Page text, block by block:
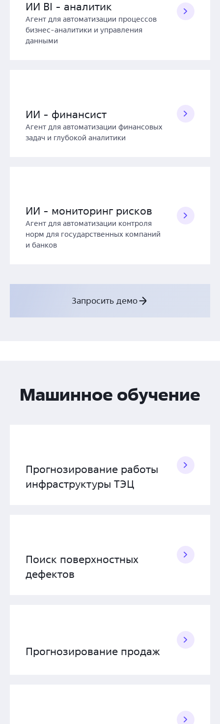
ИИ BI - аналитик
Агент для автоматизации процессов
бизнес-аналитики и управления
данными
ИИ - финансист
Агент для автоматизации финансовых
задач и глубокой аналитики
ИИ - мониторинг рисков
Агент для автоматизации контроля
норм для государственных компаний
и банков
Запросить демо
Машинное обучение
Прогнозирование работы
инфраструктуры ТЭЦ
Поиск поверхностных
дефектов
Прогнозирование продаж